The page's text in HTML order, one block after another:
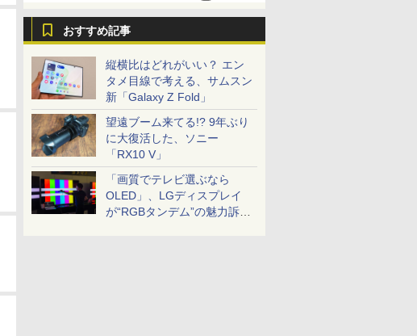
おすすめ記事
縦横比はどれがいい？ エン
タメ目線で考える、サムスン
新「Galaxy Z Fold」
望遠ブーム来てる!? 9年ぶり
に大復活した、ソニー
「RX10 V」
「画質でテレビ選ぶなら
OLED」、LGディスプレイ
が“RGBタンデム”の魅力訴